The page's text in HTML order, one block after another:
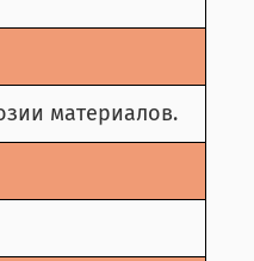
материалов.